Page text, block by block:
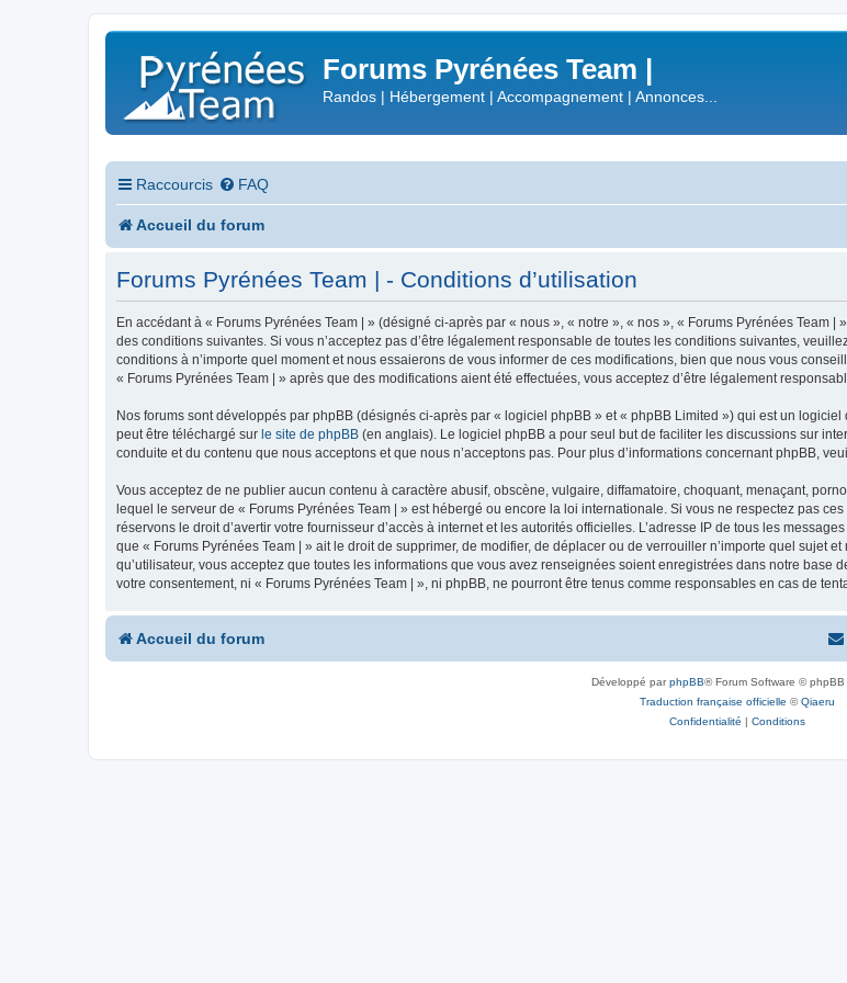
Forums Pyrénées Team |
Randos | Hébergement | Accompagnement | Annonces...
Raccourcis FAQ
Accueil du forum
Forums Pyrénées Team | - Conditions d’utilisation
En accédant à « Forums Pyrénées Team | » (désigné ci-après par « nous », « notre », « nos », « Forums Pyrénées Team
des conditions suivantes. Si vous n’acceptez pas d’être légalement responsable de toutes les conditions suivantes,
conditions à n’importe quel moment et nous essaierons de vous informer de ces modifications, bien que nous vous
« Forums Pyrénées Team | » après que des modifications aient été effectuées, vous acceptez d’être légalement
Nos forums sont développés par phpBB (désignés ci-après par « logiciel phpBB » et « phpBB Limited ») qui est un
peut être téléchargé sur le site de phpBB (en anglais). Le logiciel phpBB a pour seul but de faciliter les discussions sur
conduite et du contenu que nous acceptons et que nous n’acceptons pas. Pour plus d’informations concernant phpBB,
Vous acceptez de ne publier aucun contenu à caractère abusif, obscène, vulgaire, diffamatoire, choquant, menaçant,
lequel le serveur de « Forums Pyrénées Team | » est hébergé ou encore la loi internationale. Si vous ne respectez pas
réservons le droit d’avertir votre fournisseur d’accès à internet et les autorités officielles. L’adresse IP de tous les
que « Forums Pyrénées Team | » ait le droit de supprimer, de modifier, de déplacer ou de verrouiller n’importe quel sujet
qu’utilisateur, vous acceptez que toutes les informations que vous avez renseignées soient enregistrées dans notre
votre consentement, ni « Forums Pyrénées Team | », ni phpBB, ne pourront être tenus comme responsables en cas de
Accueil du forum
Développé parphpBB® Forum Software © phpBB
Traduction française officielle ©Qiaeru
Confidentialité | Conditions